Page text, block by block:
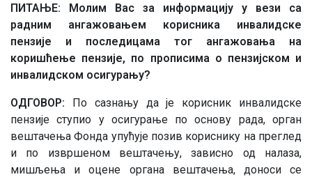
ПИТАЊЕ: Молим Вас за информацију у вези са
радним ангажовањем корисника инвалидске
пензије и последицама тог ангажовања на
коришћење пензије, по прописима о пензијском и
инвалидском осигурању?
ОДГОВОР: По сазнању да је корисник инвалидске
пензије ступио у осигурање по основу рада, орган
вештачења Фонда упућује позив кориснику на преглед
и по извршеном вештачењу, зависно од налаза,
мишљења и оцене органа вештачења, доноси се